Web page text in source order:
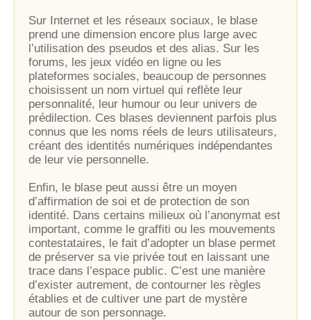
Sur Internet et les réseaux sociaux, le blase
prend une dimension encore plus large avec
l’utilisation des pseudos et des alias. Sur les
forums, les jeux vidéo en ligne ou les
plateformes sociales, beaucoup de personnes
choisissent un nom virtuel qui reflète leur
personnalité, leur humour ou leur univers de
prédilection. Ces blases deviennent parfois plus
connus que les noms réels de leurs utilisateurs,
créant des identités numériques indépendantes
de leur vie personnelle.
Enfin, le blase peut aussi être un moyen
d’affirmation de soi et de protection de son
identité. Dans certains milieux où l’anonymat est
important, comme le graffiti ou les mouvements
contestataires, le fait d’adopter un blase permet
de préserver sa vie privée tout en laissant une
trace dans l’espace public. C’est une manière
d’exister autrement, de contourner les règles
établies et de cultiver une part de mystère
autour de son personnage.